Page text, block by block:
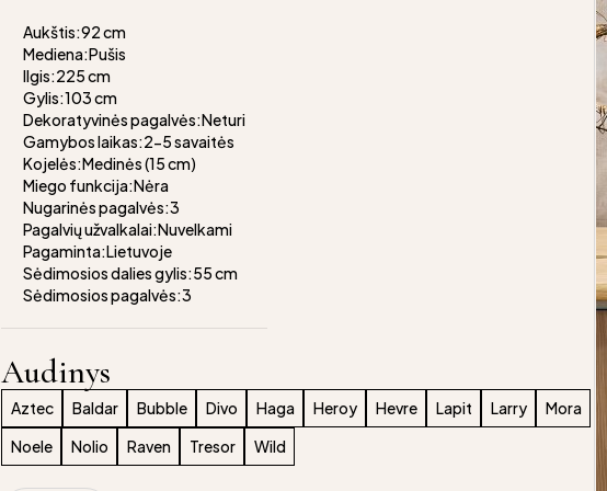
Aukštis:92 cm
Mediena:Pušis
Ilgis:225 cm
Gylis:103 cm
Dekoratyvinės pagalvės:Neturi
Gamybos laikas:2-5 savaitės
Kojelės:Medinės (15 cm)
Miego funkcija:Nėra
Nugarinės pagalvės:3
Pagalvių užvalkalai:Nuvelkami
Pagaminta:Lietuvoje
Sėdimosios dalies gylis:55 cm
Sėdimosios pagalvės:3
Audinys
Aztec Baldar Bubble Divo Haga Heroy Hevre Lapit Larry
Mora
Noele
Nolio Raven Tresor Wild